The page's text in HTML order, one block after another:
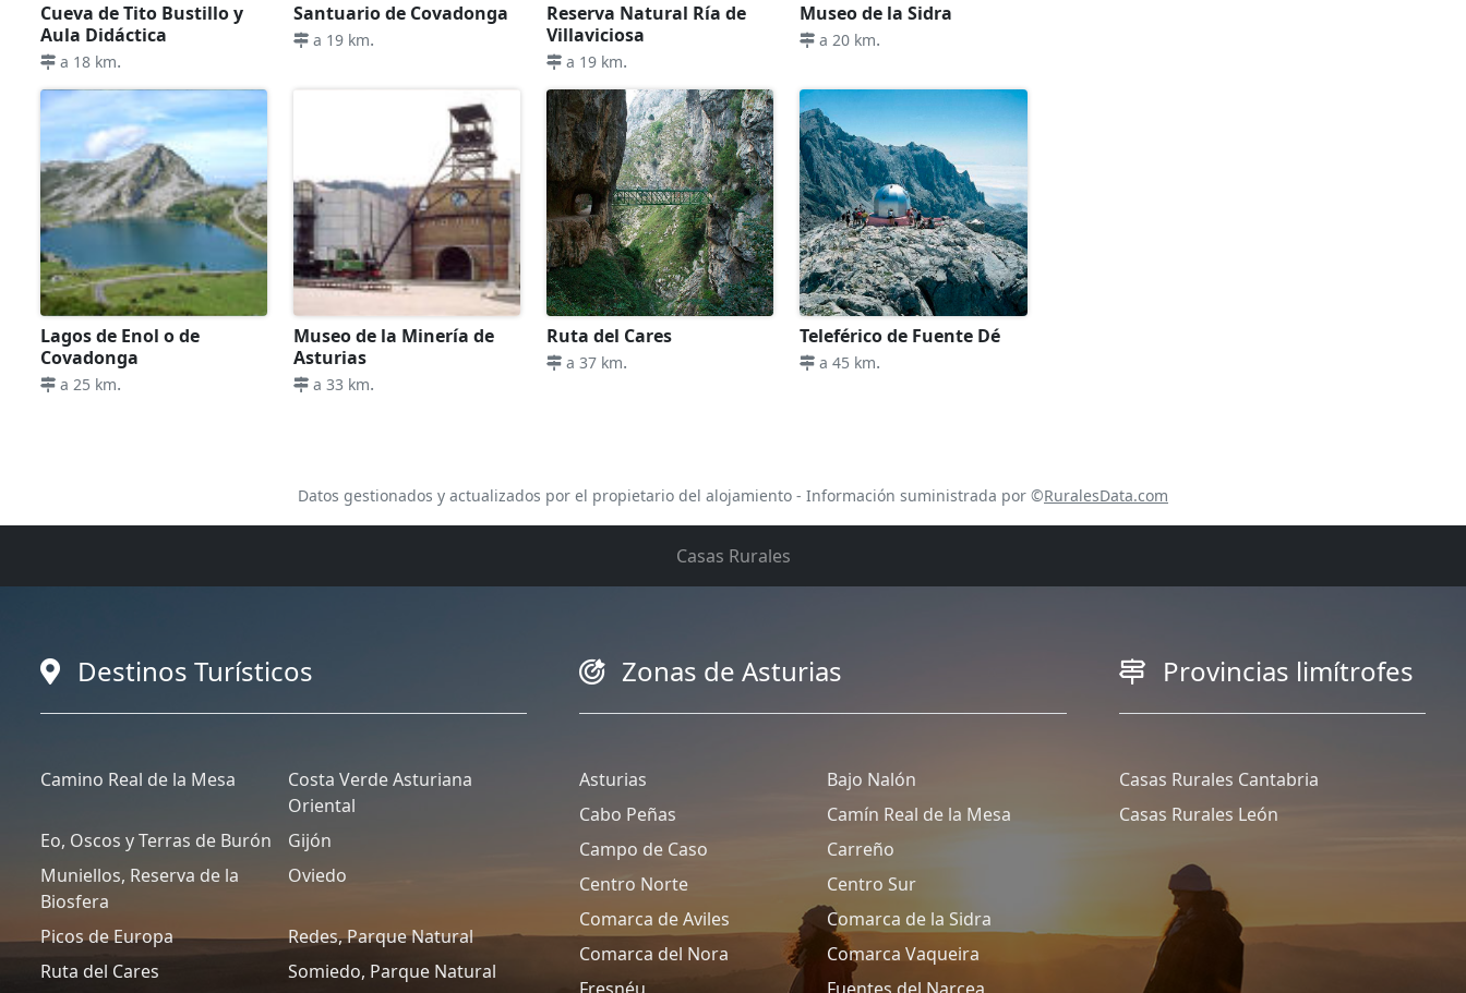
Cueva de Tito Bustillo y
Aula Didáctica
a 18 km.
Santuario de Covadonga
a 19 km.
Reserva Natural Ría de
Villaviciosa
a 19 km.
Museo de la Sidra
a 20 km.
Lagos de Enol o de
Covadonga
a 25 km.
Museo de la Minería de
Asturias
a 33 km.
Ruta del Cares
a 37 km.
Teleférico de Fuente Dé
a 45 km.
Datos gestionados y actualizados por el propietario del alojamiento - Información suministrada por ©RuralesData.com
Casas Rurales
Destinos Turísticos
Camino Real de la Mesa
Costa Verde Asturiana
Oriental
Eo, Oscos y Terras de Burón
Gijón
Muniellos, Reserva de la
Biosfera
Oviedo
Picos de Europa
Redes, Parque Natural
Ruta del Cares
Somiedo, Parque Natural
Zonas de Asturias
Asturias
Bajo Nalón
Cabo Peñas
Camín Real de la Mesa
Campo de Caso
Carreño
Centro Norte
Centro Sur
Comarca de Aviles
Comarca de la Sidra
Comarca del Nora
Comarca Vaqueira
Provincias limítrofes
Casas Rurales Cantabria
Casas Rurales León